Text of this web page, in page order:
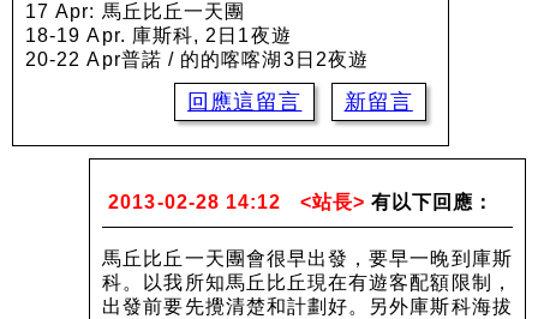
17 Apr: 馬丘比丘一天團
18-19 Apr. 庫斯科, 2日1夜遊
20-22 Apr普諾 / 的的喀喀湖3日2夜遊
回應這留言 新留言
2013-02-28 14:12 <站長> 有以下回應：
馬丘比丘一天團會很早出發，要早一晚到庫斯
科。以我所知馬丘比丘現在有遊客配額限制，
出發前要先攪清楚和計劃好。另外庫斯科海拔